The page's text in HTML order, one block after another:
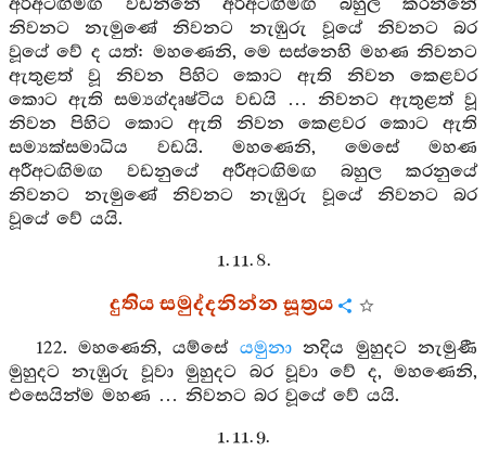
අරීඅටඟිමඟ වඩන්නේ අරීඅටඟිමඟ බහුල කරන්නේ
නිවනට නැමුණේ නිවනට නැඹුරු වූයේ නිවනට බර
වූයේ වේ ද යත්: මහණෙනි, මෙ සස්නෙහි මහණ නිවනට
ඇතුළත් වූ නිවන පිහිට කොට ඇති නිවන කෙළවර
කොට ඇති සම්‍යග්දෘෂ්ටිය වඩයි … නිවනට ඇතුළත් වූ
නිවන පිහිට කොට ඇති නිවන කෙළවර කොට ඇති
සම්‍යක්සමාධිය වඩයි. මහණෙනි, මෙසේ මහණ
අරීඅටඟිමඟ වඩනුයේ අරීඅටඟිමඟ බහුල කරනුයේ
නිවනට නැමුණේ නිවනට නැඹුරු වූයේ නිවනට බර
වූයේ වේ යයි.
1. 11. 8.
දුතිය සමුද්දනින්න සූත්‍රය
122. මහණෙනි, යම්සේ යමුනානදිය මුහුදට නැමුණී
මුහුදට නැඹුරු වූවා මුහුදට බර වූවා වේ ද, මහණෙනි,
එසෙයින්ම මහණ … නිවනට බර වූයේ වේ යයි.
1. 11. 9.